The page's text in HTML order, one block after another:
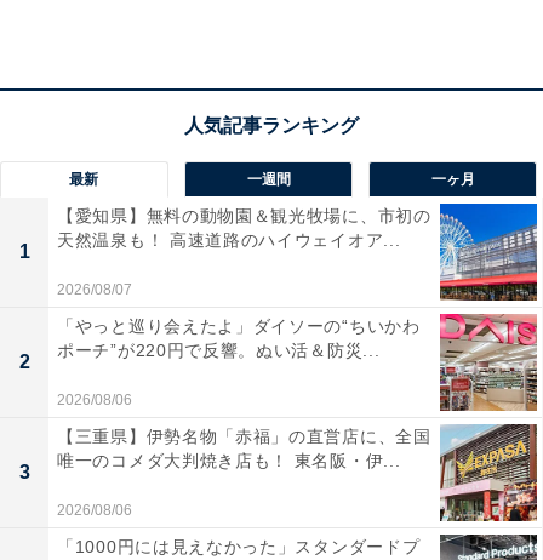
パリパリとした食感のチョコレートチップは、アイスク
リームとの食感の違いをより感じられるよう少し大き
め。口の中でスッと溶ける後味の良いビターチョコレー
トを使用し、優しい甘さのアイスクリームとのコントラ
ストが楽しい味わいです。
最新 一週間 一ヶ月
1
【愛知県】無料の動物園＆観光牧場に、市初の
天然温泉も！ 高速道路のハイウェイオア...
2026/08/07
2
「やっと巡り会えたよ」ダイソーの“ちいかわ
ポーチ”が220円で反響。ぬい活＆防災...
2026/08/06
3
【三重県】伊勢名物「赤福」の直営店に、全国
唯一のコメダ大判焼き店も！ 東名阪・伊...
2026/08/06
「1000円には見えなかった」スタンダードプ